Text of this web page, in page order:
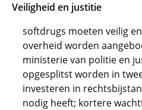
Veiligheid en justitie
softdrugs moeten veilig
overheid worden
ministerie van politie en
opgesplitst worden in
investeren in
nodig heeft; kortere